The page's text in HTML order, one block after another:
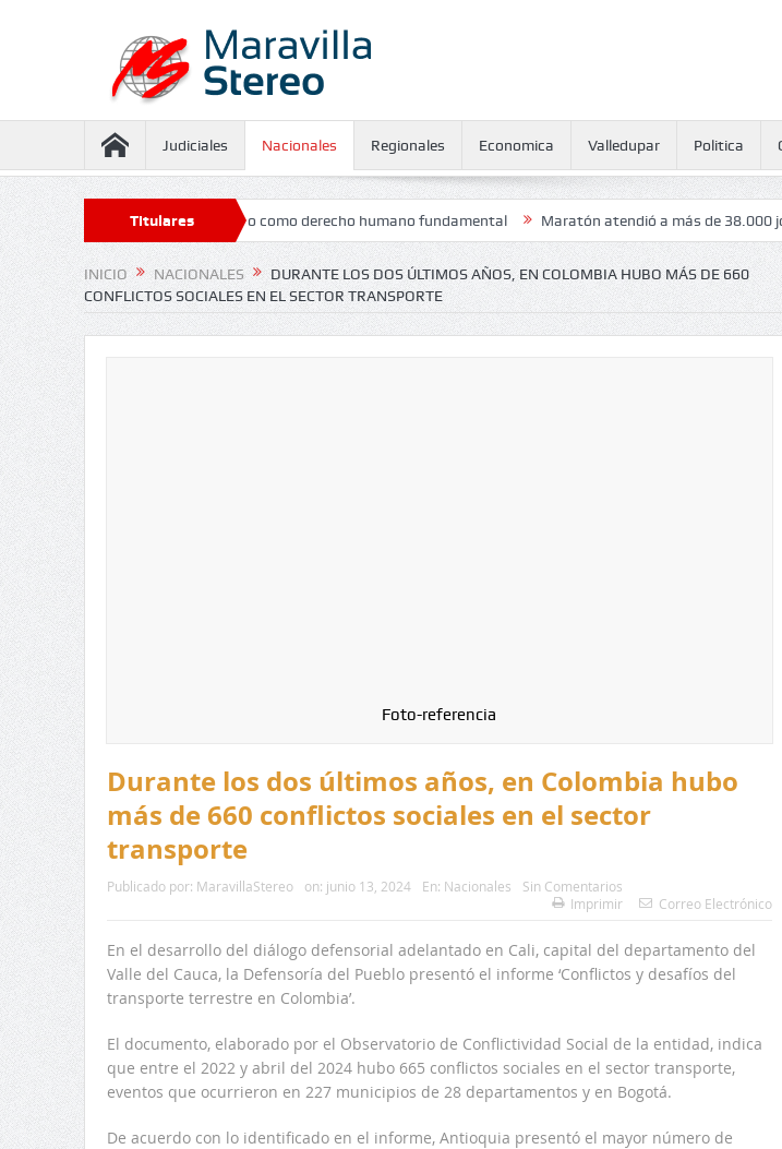
Judiciales Nacionales Regionales Economica Valledupar Politica
Titulares
de Estado el salario mínimo como derecho humano fundamental Maratón atendió a más de 38.000 jóvenes y
INICIO NACIONALES
DURANTE LOS DOS ÚLTIMOS AÑOS, EN COLOMBIA HUBO MÁS DE 660
CONFLICTOS SOCIALES EN EL SECTOR TRANSPORTE
Foto-referencia
Durante los dos últimos años, en Colombia hubo
más de 660 conflictos sociales en el sector
transporte
Publicado por: MaravillaStereo on: junio 13, 2024 En: Nacionales
Sin Comentarios
Imprimir
Correo Electrónico
En el desarrollo del diálogo defensorial adelantado en Cali, capital del departamento del
Valle del Cauca, la Defensoría del Pueblo presentó el informe ‘Conflictos y desafíos del
transporte terrestre en Colombia’.
El documento, elaborado por el Observatorio de Conflictividad Social de la entidad, indica
que entre el 2022 y abril del 2024 hubo 665 conflictos sociales en el sector transporte,
eventos que ocurrieron en 227 municipios de 28 departamentos y en Bogotá.
De acuerdo con lo identificado en el informe, Antioquia presentó el mayor número de